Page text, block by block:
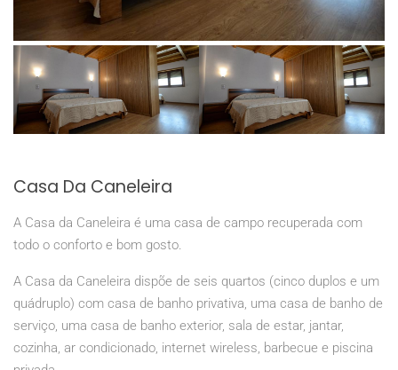
Casa Da Caneleira
A Casa da Caneleira é uma casa de campo recuperada com
todo o conforto e bom gosto.
A Casa da Caneleira dispõe de seis quartos (cinco duplos e um
quádruplo) com casa de banho privativa, uma casa de banho de
serviço, uma casa de banho exterior, sala de estar, jantar,
cozinha, ar condicionado, internet wireless, barbecue e piscina